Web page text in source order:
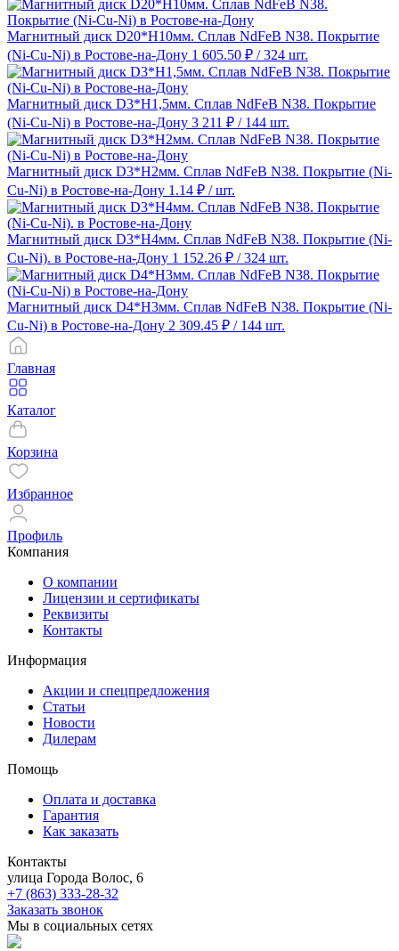
Магнитный диск D20*H10мм. Сплав NdFeB N38. Покрытие
(Ni-Cu-Ni) в Ростове-на-Дону 1 605.50 ₽ / 324 шт.
Магнитный диск D3*H1,5мм. Сплав NdFeB N38. Покрытие
(Ni-Cu-Ni) в Ростове-на-Дону 3 211 ₽ / 144 шт.
Магнитный диск D3*H2мм. Сплав NdFeB N38. Покрытие (Ni-
Cu-Ni) в Ростове-на-Дону 1.14 ₽ / шт.
Магнитный диск D3*H4мм. Сплав NdFeB N38. Покрытие (Ni-
Cu-Ni). в Ростове-на-Дону 1 152.26 ₽ / 324 шт.
Магнитный диск D4*H3мм. Сплав NdFeB N38. Покрытие (Ni-
Cu-Ni) в Ростове-на-Дону 2 309.45 ₽ / 144 шт.
Главная
Каталог
Корзина
Избранное
Профиль
Компания
О компании
Лицензии и сертификаты
Реквизиты
Контакты
Информация
Акции и спецпредложения
Статьи
Новости
Дилерам
Помощь
Оплата и доставка
Гарантия
Как заказать
Контакты
улица Города Волос, 6
+7 (863) 333-28-32
Заказать звонок
Мы в социальных сетях